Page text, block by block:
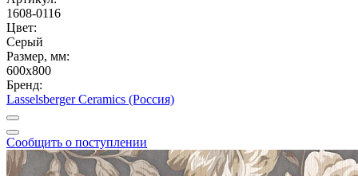
1608-0116
Цвет:
Серый
Размер, мм:
600x800
Бренд:
Lasselsberger Ceramics (Россия)
Сообщить о поступлении